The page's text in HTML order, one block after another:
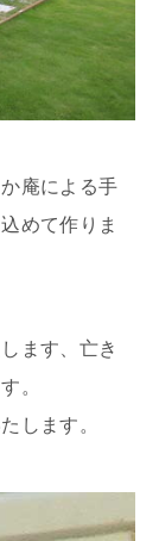
庵による手
めて作りま
ます、亡き
。
します。